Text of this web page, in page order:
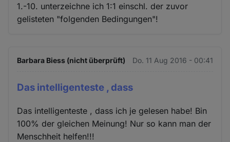
1.-10. unterzeichne ich 1:1 einschl. der zuvor
gelisteten "folgenden Bedingungen"!
Barbara Biess (nicht überprüft) Do. 11 Aug 2016 - 00:41
Das intelligenteste , dass
Das intelligenteste , dass ich je gelesen habe! Bin
100% der gleichen Meinung! Nur so kann man der
Menschheit helfen!!!